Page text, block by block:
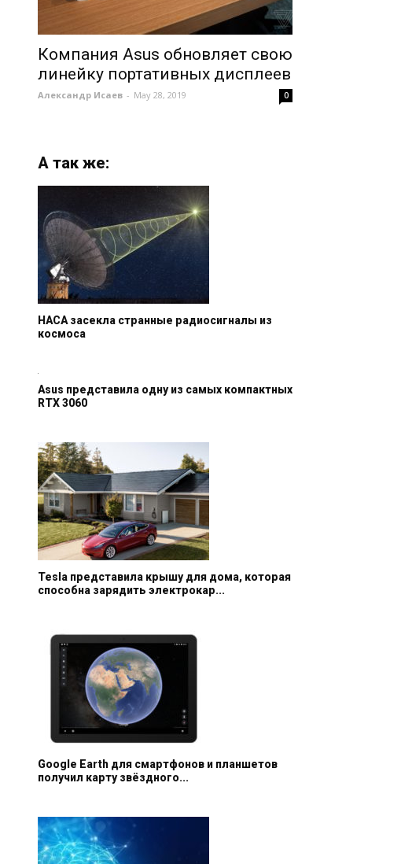
Компания Asus обновляет свою
линейку портативных дисплеев
Александр Исаев - May 28, 2019 0
А так же:
НАСА засекла странные радиосигналы из
космоса
Asus представила одну из самых компактных
RTX 3060
Tesla представила крышу для дома, которая
способна зарядить электрокар...
Google Earth для смартфонов и планшетов
получил карту звёздного...